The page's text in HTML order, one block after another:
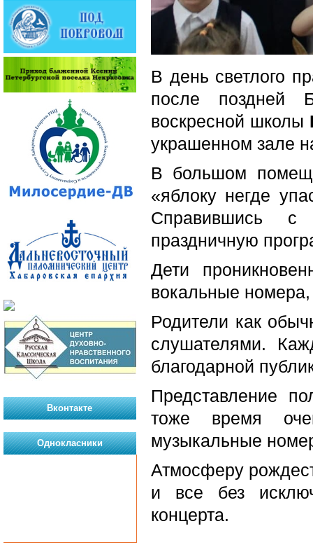
В день светлого
после поздней
воскресной школы
украшенном зале
В большом
«яблоку негде
Справившись с
праздничную
Дети
вокальные
Родители как
слушателями.
благодарной
Представление
тоже время
музыкальные
Атмосферу
и все без
концерта.
Вконтакте
Однокласники